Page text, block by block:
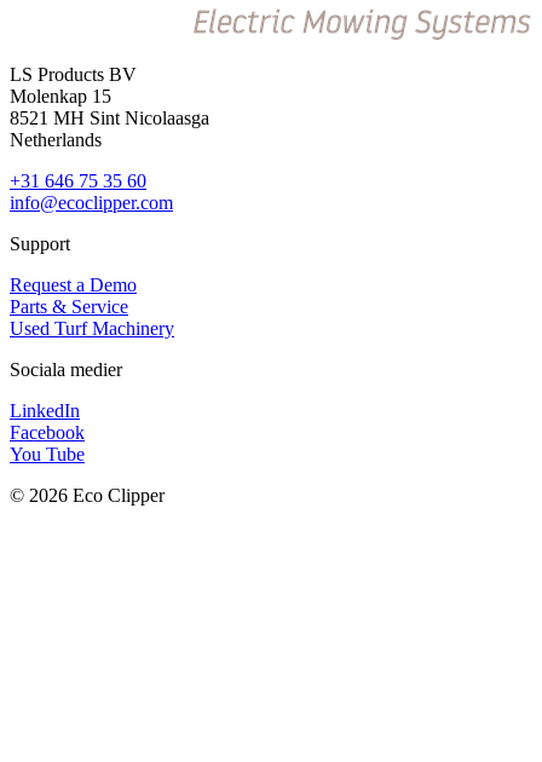
LS Products BV
Molenkap 15
8521 MH Sint Nicolaasga
Netherlands
+31 646 75 35 60
info@ecoclipper.com
Support
Request a Demo
Parts & Service
Used Turf Machinery
Sociala medier
LinkedIn
Facebook
You Tube
© 2026 Eco Clipper